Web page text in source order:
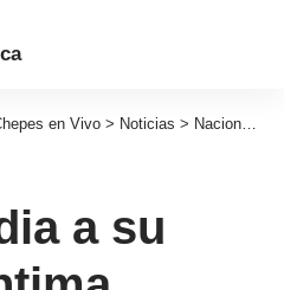
en Vivo > Noticias > Nacionales
a su